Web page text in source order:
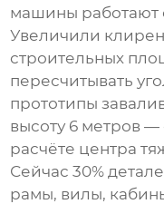
машины работают
Увеличили
строительных
пересчитывать
прототипы
высоту 6 метров
расчёте центра
Сейчас 30%
рамы, вилы,